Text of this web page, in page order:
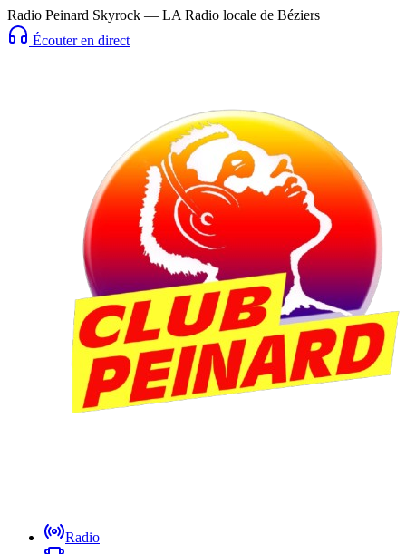
Radio Peinard Skyrock — LA Radio locale de Béziers
Écouter en direct
Radio